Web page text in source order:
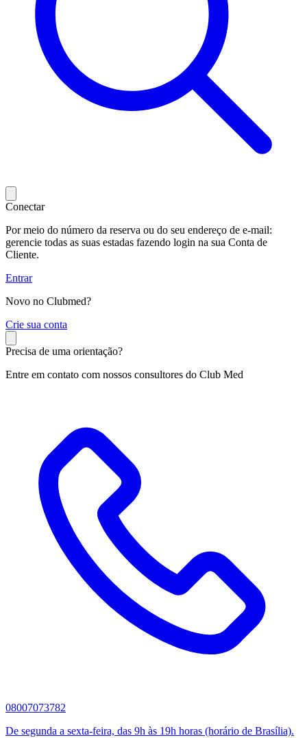
Conectar
Por meio do número da reserva ou do seu endereço de e-mail:
gerencie todas as suas estadas fazendo login na sua Conta de
Cliente.
Entrar
Novo no Clubmed?
Crie sua conta
Precisa de uma orientação?
Entre em contato com nossos consultores do Club Med
08007073782
De segunda a sexta-feira, das 9h às 19h horas (horário de Brasília).